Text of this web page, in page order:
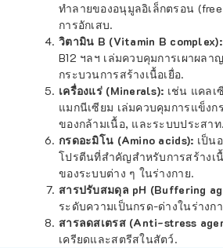
ทำลายของอนุมูลอิเล็กตรอน
การอักเสบ.
วิตามิน B (Vitamin B complex):
B12 ฯลฯ เล่มควบคุมการเผาผลา
กระบวนการสร้างเนื้อเยื่อ.
เครื่องแร่ (Minerals): เช่น แคลเ
แมกนีเซียม เล่มควบคุมการแข็งก
ของกล้ามเนื้อ, และระบบประสาท.
กรดอะมิโน (Amino acids): เป็น
โปรตีนที่สำคัญสำหรับการสร้างเ
ของระบบต่าง ๆ ในร่างกาย.
สารปรับสมดุล pH (Buffering
ระดับความเป็นกรด-ด่างในร่างก
สารลดสเตรส (Anti-stress
เครียดและสตรีสในสัตว์.